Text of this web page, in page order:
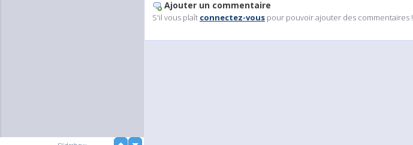
Ajouter un commentaire
S'il vous plaît connectez-vous pour pouvoir ajouter des commentaires !